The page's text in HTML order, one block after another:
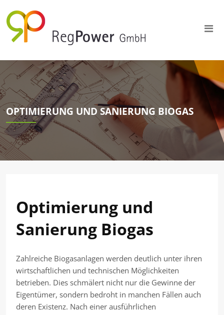
OPTIMIERUNG UND SANIERUNG BIOGAS
Optimierung und
Sanierung Biogas
Zahlreiche Biogasanlagen werden deutlich unter ihren
wirtschaftlichen und technischen Möglichkeiten
betrieben. Dies schmälert nicht nur die Gewinne der
Eigentümer, sondern bedroht in manchen Fällen auch
deren Existenz. Nach einer ausführlichen